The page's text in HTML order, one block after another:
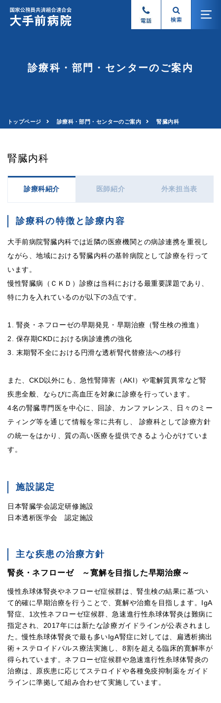
診療科・部門・センターのご案内
トップページ 診療科・部門・センターのご案内 腎臓内科
腎臓内科
診療科紹介 医師紹介 外来担当表
診療科の特徴と診療内容
大手前病院腎臓内科では近隣の医療機関との病診連携を重視し
ながら、地域における腎臓内科の基幹病院として診療を行って
います。
慢性腎臓病（ＣＫＤ）診療は当科における最重要課題であり、
特に力を入れているのが以下の3点です。
1. 腎炎・ネフローゼの早期発見・早期治療（腎生検の推進）
2. 保存期CKDにおける病診連携の強化
3. 末期腎不全における円滑な透析腎代替療法への移行
また、CKD以外にも、急性腎障害（AKI）や電解質異常など腎
疾患全般、ならびに高血圧を対象に診療を行っています。
4名の腎臓専門医を中心に、回診、カンファレンス、日々のミー
ティング等を通じて情報を常に共有し、 診療科として診療方針
の統一をはかり、質の高い医療を提供できるよう心がけていま
す。
施設認定
日本腎臓学会認定研修施設
日本透析医学会 認定施設
主な疾患の治療方針
腎炎・ネフローゼ ～寛解を目指した早期治療～
慢性糸球体腎炎やネフローゼ症候群は、腎生検の結果に基づい
て的確に早期治療を行うことで、寛解や治癒を目指します。IgA
腎症、1次性ネフローゼ症候群、急速進行性糸球体腎炎は難病に
指定され、2017年には新たな診療ガイドラインが公表されまし
た。慢性糸球体腎炎で最も多いIgA腎症に対しては、扁透析摘出
術＋ステロイドパルス療法実施し、8割を超える臨床的寛解率が
得られています。ネフローゼ症候群や急速進行性糸球体腎炎の
治療は、原疾患に応じてステロイドや各種免疫抑制薬をガイド
ラインに準拠して組み合わせて実施しています。